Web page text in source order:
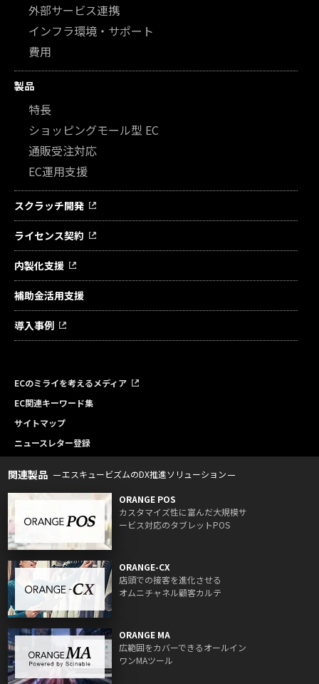
外部サービス連携
インフラ環境・サポート
費用
製品
特長
ショッピングモール型 EC
通販受注対応
EC運用支援
スクラッチ開発
ライセンス契約
内製化支援
補助金活用支援
導入事例
ECのミライを考えるメディア
EC関連キーワード集
サイトマップ
ニュースレター登録
関連製品 エスキュービズムのDX推進ソリューション
ORANGE POS
カスタマイズ性に富んだ大規模サ
ービス対応のタブレットPOS
ORANGE-CX
店頭での接客を進化させる
オムニチャネル顧客カルテ
ORANGE MA
広範囲をカバーできるオールイン
ワンMAツール